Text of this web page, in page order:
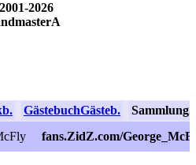
2026
GästebuchGästeb. Sammlung
fans.ZidZ.com/